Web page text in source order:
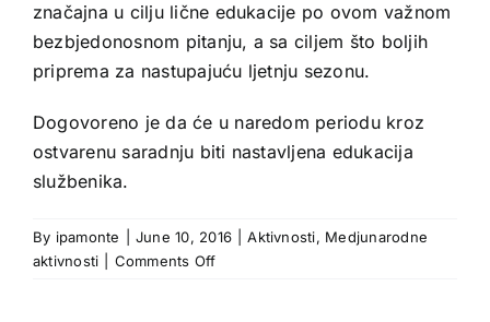
značajna u cilju lične edukacije po ovom važnom
bezbjedonosnom pitanju, a sa ciljem što boljih
priprema za nastupajuću ljetnju sezonu.
Dogovoreno je da će u naredom periodu kroz
ostvarenu saradnju biti nastavljena edukacija
službenika.
By ipamonte June 10, 2016 Aktivnosti, Medjunarodne
aktivnosti
Comments Offon